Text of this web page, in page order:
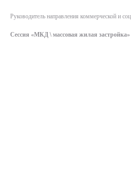
Руководитель направления коммерческой и
Сессия «МКД \ массовая жилая застройка»